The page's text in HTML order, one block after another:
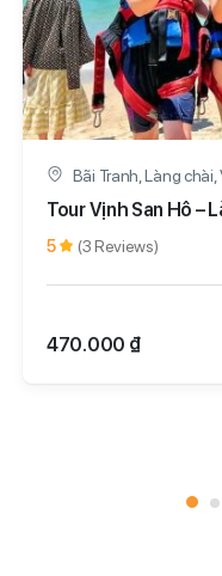
Bãi Tranh, Làng
Tour Vịnh San Hô –
5 (3 Reviews)
470.000 ₫